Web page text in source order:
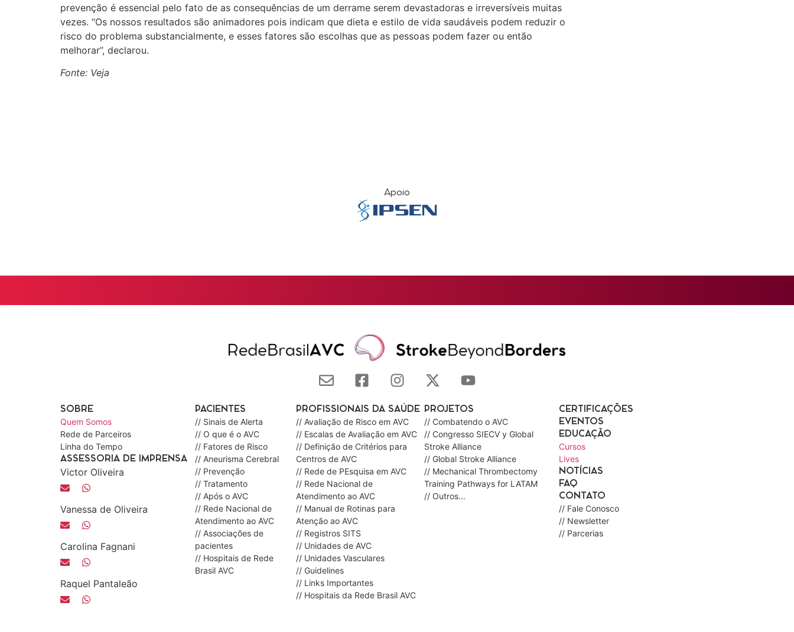
prevenção é essencial pelo fato de as consequências de um derrame serem devastadoras e irreversíveis muitas
vezes. “Os nossos resultados são animadores pois indicam que dieta e estilo de vida saudáveis podem reduzir o
risco do problema substancialmente, e esses fatores são escolhas que as pessoas podem fazer ou então
melhorar”, declarou.
Fonte: Veja
Apoio
SOBRE
Quem Somos
Rede de Parceiros
Linha do Tempo
ASSESSORIA DE IMPRENSA
Victor Oliveira
Vanessa de Oliveira
Carolina Fagnani
Raquel Pantaleão
PACIENTES
// Sinais de Alerta
// O que é o AVC
// Fatores de Risco
// Aneurisma Cerebral
// Prevenção
// Tratamento
// Após o AVC
// Rede Nacional de
Atendimento ao AVC
// Associações de
pacientes
// Hospitais de Rede
Brasil AVC
PROFISSIONAIS DA SAÚDE
// Avaliação de Risco em AVC
// Escalas de Avaliação em AVC
// Definição de Critérios para
Centros de AVC
// Rede de PEsquisa em AVC
// Rede Nacional de
Atendimento ao AVC
// Manual de Rotinas para
Atenção ao AVC
// Registros SITS
// Unidades de AVC
// Unidades Vasculares
// Guidelines
// Links Importantes
// Hospitais da Rede Brasil AVC
PROJETOS
// Combatendo o AVC
// Congresso SIECV y Global
Stroke Alliance
// Global Stroke Alliance
// Mechanical Thrombectomy
Training Pathways for LATAM
// Outros...
CERTIFICAÇÕES
EVENTOS
EDUCAÇÃO
Cursos
Lives
NOTÍCIAS
FAQ
CONTATO
// Fale Conosco
// Newsletter
// Parcerias